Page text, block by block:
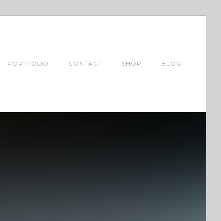
PORTFOLIO CONTACT SHOP BLOG